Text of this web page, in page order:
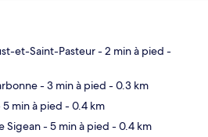
et-Saint-Pasteur- 2 min à pied -
- 3 min à pied - 0.3 km
5 min à pied - 0.4 km
Sigean- 5 min à pied - 0.4 km